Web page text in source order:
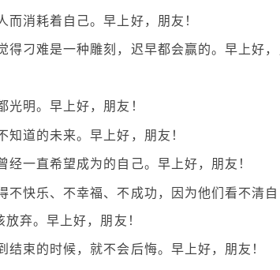
消耗着自己。早上好，朋友！
得刁难是一种雕刻，迟早都会赢的。早上好
明。早上好，朋友！
道的未来。早上好，朋友！
一直希望成为的自己。早上好，朋友！
快乐、不幸福、不成功，因为他们看不清自
弃。早上好，朋友！
束的时候，就不会后悔。早上好，朋友！